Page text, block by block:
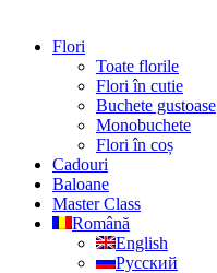
Flori
Toate florile
Flori în cutie
Buchete gustoase
Monobuchete
Flori în coș
Cadouri
Baloane
Master Class
Română
English
Русский